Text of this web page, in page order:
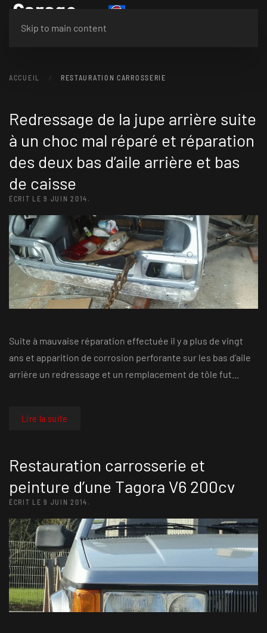
Skip to main content
ACCUEIL RESTAURATION CARROSSERIE
Redressage de la jupe arrière suite
à un choc mal réparé et réparation
des deux bas d’aile arrière et bas
de caisse
ÉCRIT LE9 JUIN 2014 .
Suite à mauvaise réparation effectuée il y a plus de vingt
ans et apparition de corrosion perforante sur les bas d’aile
arrière un redressage et un remplacement de tôle fut...
Lire la suite
Restauration carrosserie et
peinture d’une Tagora V6 200cv
ÉCRIT LE9 JUIN 2014